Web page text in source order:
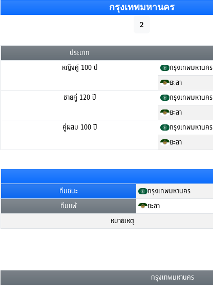
กรุงเทพมหานคร
2
ประเภท
หญิงคู่ 100 ปี
กรุงเทพมหานคร
ยะลา
ชายคู่ 120 ปี
กรุงเทพมหานคร
ยะลา
คู่ผสม 100 ปี
กรุงเทพมหานคร
ยะลา
ทีมชนะ
กรุงเทพมหานคร
ทีมแพ้
ยะลา
หมายเหตุ
กรุงเทพมหานคร